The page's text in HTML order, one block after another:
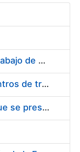
Suministro de Protectores Auditivos a medida para las personas trabajadoras de los Centros de Trabajo de Madrid y Burgos
Suministro de gafas graduadas antiproyecciones para los trabajadores de la FNMT-RCM en los centros de trabajo de Madrid y Burgos
Servicios de una empresa externa para el asesoramiento y resolución de los recursos de alzada que se presentan relacionados con procesos de selección para la FNMT-RCM